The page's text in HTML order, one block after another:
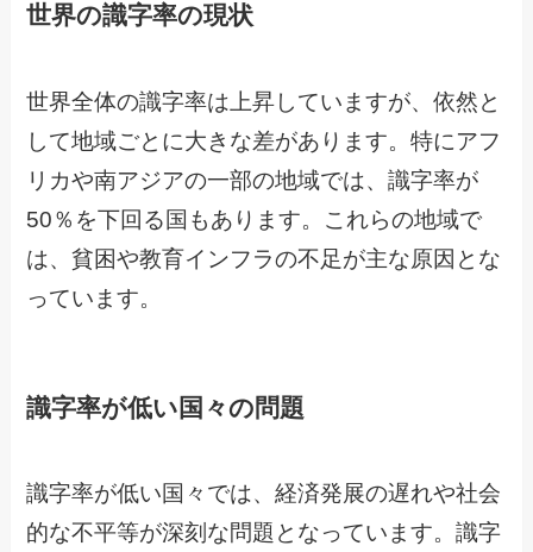
世界の識字率の現状
世界全体の識字率は上昇していますが、依然と
して地域ごとに大きな差があります。特にアフ
リカや南アジアの一部の地域では、識字率が
50％を下回る国もあります。これらの地域で
は、貧困や教育インフラの不足が主な原因とな
っています。
識字率が低い国々の問題
識字率が低い国々では、経済発展の遅れや社会
的な不平等が深刻な問題となっています。識字